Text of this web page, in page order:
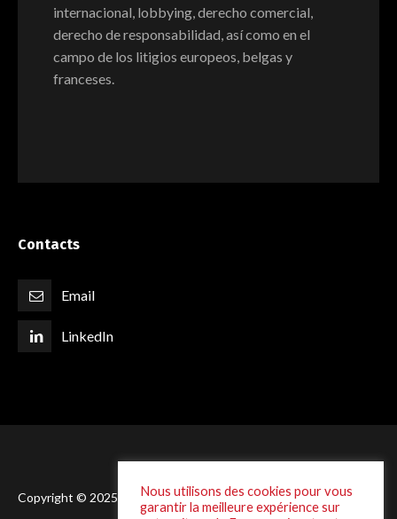
internacional, lobbying, derecho comercial,
derecho de responsabilidad, así como en el
campo de los litigios europeos, belgas y
franceses.
Contacts
Email
LinkedIn
Copyright © 2025 Laffineur - Conception :DSI One
Nous utilisons des cookies pour vous
garantir la meilleure expérience sur